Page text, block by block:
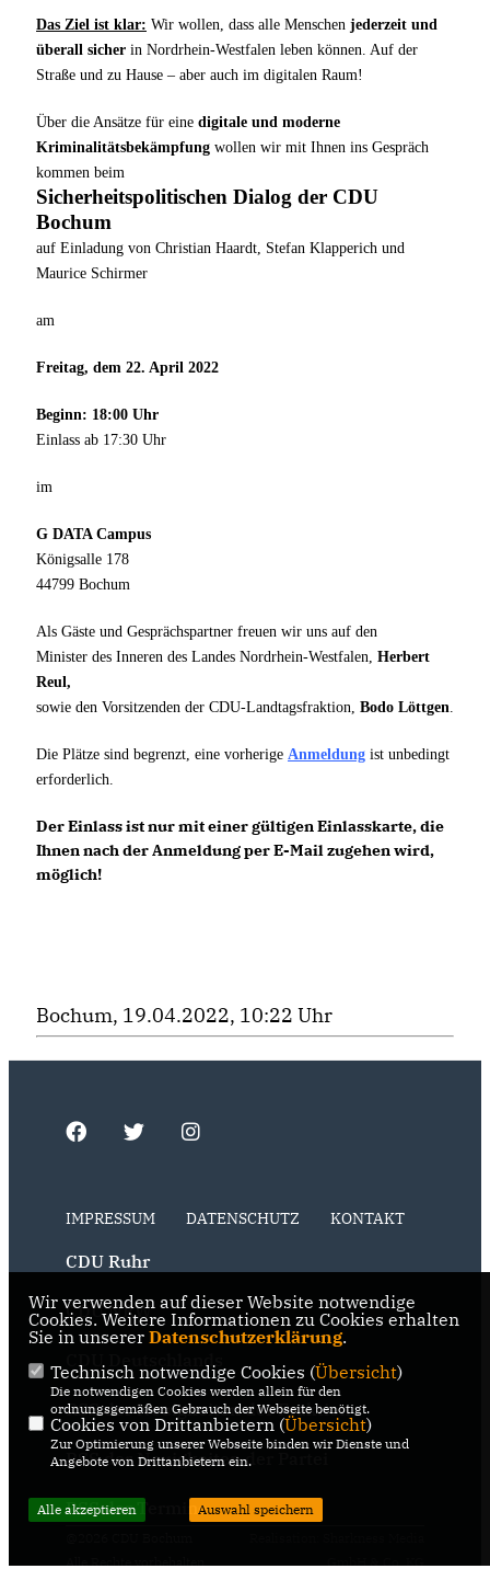
Das Ziel ist klar: Wir wollen, dass alle Menschen jederzeit und
überall sicher in Nordrhein-Westfalen leben können. Auf der
Straße und zu Hause – aber auch im digitalen Raum!
Über die Ansätze für eine digitale und moderne
Kriminalitätsbekämpfung wollen wir mit Ihnen ins Gespräch
kommen beim
Sicherheitspolitischen Dialog der CDU
Bochum
auf Einladung von Christian Haardt, Stefan Klapperich und
Maurice Schirmer
am
Freitag, dem 22. April 2022
Beginn: 18:00 Uhr
Einlass ab 17:30 Uhr
im
G DATA Campus
Königsalle 178
44799 Bochum
Als Gäste und Gesprächspartner freuen wir uns auf den
Minister des Inneren des Landes Nordrhein-Westfalen, Herbert
Reul,
sowie den Vorsitzenden der CDU-Landtagsfraktion, Bodo Löttgen
Die Plätze sind begrenzt, eine vorherige Anmeldung ist unbedingt
erforderlich.
Der Einlass ist nur mit einer gültigen Einlasskarte, die
Ihnen nach der Anmeldung per E-Mail zugehen wird,
möglich!
Bochum, 19.04.2022, 10:22 Uhr
IMPRESSUM DATENSCHUTZ KONTAKT
CDU Ruhr
CDU NRW
RSS der Neuigkeiten der Fraktion
RSS der Neuigkeiten der Partei
RSS der Termine
Wir verwenden auf dieser Website notwendige
Cookies. Weitere Informationen zu Cookies erhalten
Sie in unserer Datenschutzerklärung.
Technisch notwendige Cookies (Übersicht)
Die notwendigen Cookies werden allein für den
ordnungsgemäßen Gebrauch der Webseite benötigt.
Cookies von Drittanbietern (Übersicht)
Zur Optimierung unserer Webseite binden wir Dienste und
Angebote von Drittanbietern ein.
Alle akzeptieren Auswahl speichern